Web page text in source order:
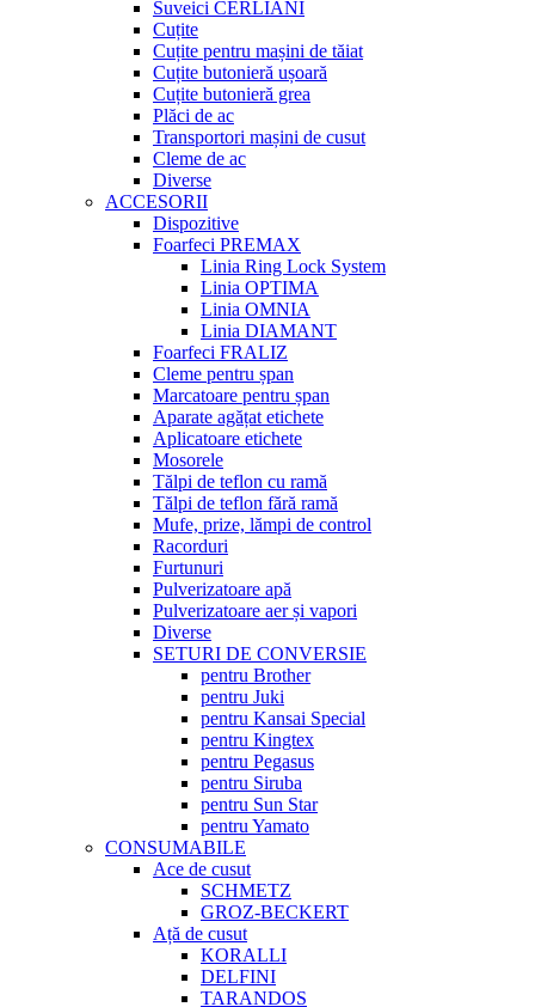
Suveici CERLIANI
Cuțite
Cuțite pentru mașini de tăiat
Cuțite butonieră ușoară
Cuțite butonieră grea
Plăci de ac
Transportori mașini de cusut
Cleme de ac
Diverse
ACCESORII
Dispozitive
Foarfeci PREMAX
Linia Ring Lock System
Linia OPTIMA
Linia OMNIA
Linia DIAMANT
Foarfeci FRALIZ
Cleme pentru șpan
Marcatoare pentru șpan
Aparate agățat etichete
Aplicatoare etichete
Mosorele
Tălpi de teflon cu ramă
Tălpi de teflon fără ramă
Mufe, prize, lămpi de control
Racorduri
Furtunuri
Pulverizatoare apă
Pulverizatoare aer și vapori
Diverse
SETURI DE CONVERSIE
pentru Brother
pentru Juki
pentru Kansai Special
pentru Kingtex
pentru Pegasus
pentru Siruba
pentru Sun Star
pentru Yamato
CONSUMABILE
Ace de cusut
SCHMETZ
GROZ-BECKERT
Ață de cusut
KORALLI
DELFINI
TARANDOS